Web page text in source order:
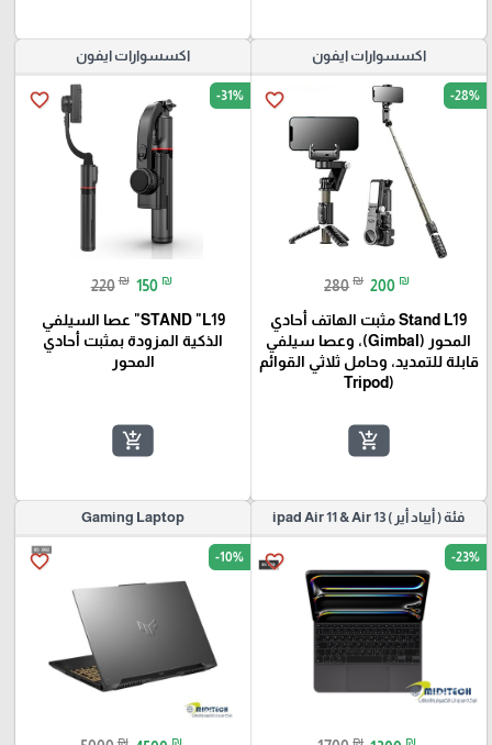
اكسسوارات ايفون
favorite_border -28%
280 ₪ 200 ₪
Stand L19 مثبت الهاتف أحادي
المحور (Gimbal)، وعصا سيلفي
قابلة للتمديد، وحامل ثلاثي القوائم
(Tripod
add_shopping_cart
اكسسوارات ايفون
favorite_border -31%
220 ₪ 150 ₪
STAND "L19" عصا السيلفي
الذكية المزودة بمثبت أحادي
المحور
add_shopping_cart
فئة ( أيباد أير ) ipad Air 11 & Air 13
favorite_border -23%
₪ ₪
Gaming Laptop
favorite_border -10%
₪ ₪